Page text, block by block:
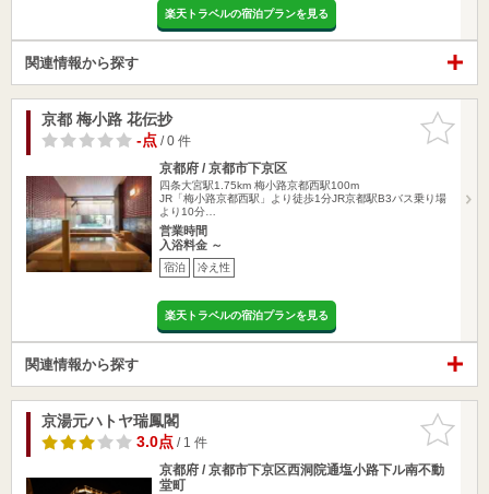
楽天トラベルの宿泊プランを見る
関連情報から探す
お気に入
りに追加
京都 梅小路 花伝抄
-点/ 0 件
京都府 / 京都市下京区
四条大宮駅1.75km 梅小路京都西駅100m
JR「梅小路京都西駅」より徒歩1分JR京都駅B3バス乗り場
より10分…
営業時間
入浴料金 ～
宿泊 冷え性
楽天トラベルの宿泊プランを見る
関連情報から探す
お気に入
りに追加
京湯元ハトヤ瑞鳳閣
3.0点/ 1 件
京都府 / 京都市下京区西洞院通塩小路下ル南不動
堂町